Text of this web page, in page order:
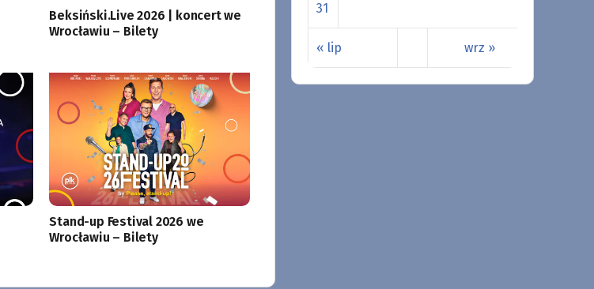
Beksiński.Live 2026 | koncert we
Wrocławiu – Bilety
Stand-up Festival 2026 we
Wrocławiu – Bilety
« lip wrz »
31